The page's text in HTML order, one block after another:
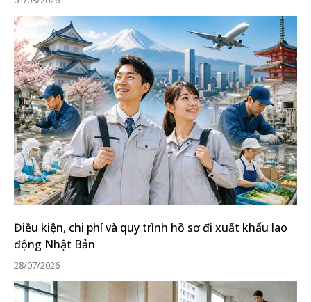
Điều kiện, chi phí và quy trình hồ sơ đi xuất khẩu lao
động Nhật Bản
28/07/2026